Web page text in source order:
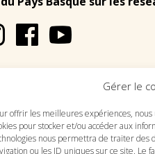
Gérer le
offrir les meilleures expériences,
pour stocker et/ou accéder aux
nous permettra de traiter des
ou les ID uniques sur ce site. Le
LÉGALES PLAN DU SITE